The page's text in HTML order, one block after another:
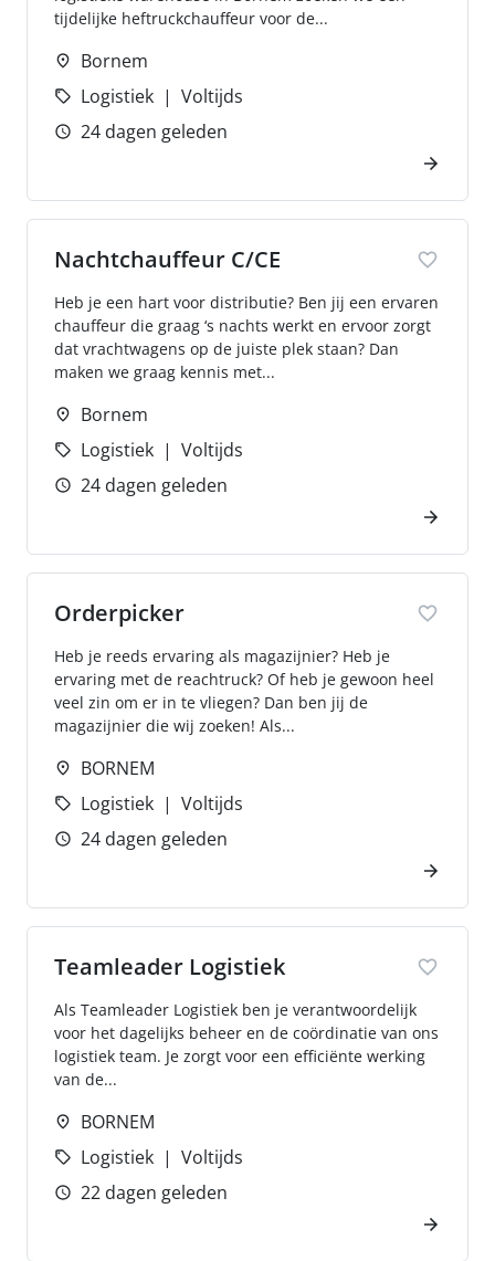
tijdelijke heftruckchauffeur voor de...
Bornem
Logistiek
Voltijds
24 dagen geleden
Nachtchauffeur C/CE
Heb je een hart voor distributie? Ben jij een ervaren
chauffeur die graag ‘s nachts werkt en ervoor zorgt
dat vrachtwagens op de juiste plek staan? Dan
maken we graag kennis met...
Bornem
Logistiek
Voltijds
24 dagen geleden
Orderpicker
Heb je reeds ervaring als magazijnier? Heb je
ervaring met de reachtruck? Of heb je gewoon heel
veel zin om er in te vliegen? Dan ben jij de
magazijnier die wij zoeken! Als...
BORNEM
Logistiek
Voltijds
24 dagen geleden
Teamleader Logistiek
Als Teamleader Logistiek ben je verantwoordelijk
voor het dagelijks beheer en de coördinatie van ons
logistiek team. Je zorgt voor een efficiënte werking
van de...
BORNEM
Logistiek
Voltijds
22 dagen geleden